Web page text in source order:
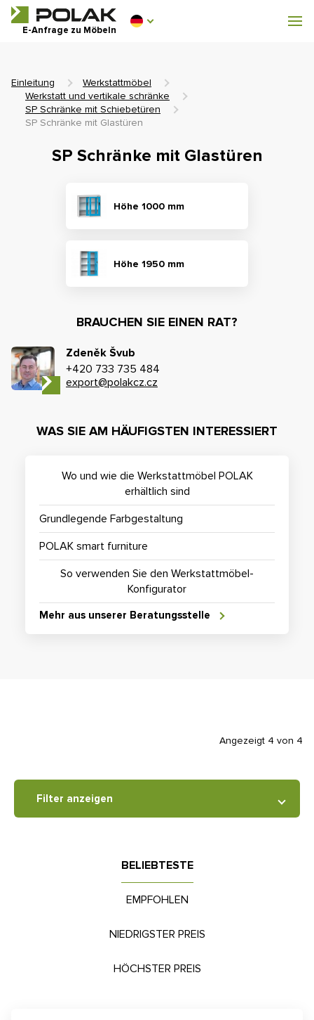
E-Anfrage zu Möbeln
Werkstattmöbel
einschl. MwSt.
0
Einleitung
Werkstattmöbel
Werkstatt und vertikale schränke
SP Schränke mit Schiebetüren
SP Schränke mit Glastüren
SP Schränke mit Glastüren
Höhe 1000 mm
Höhe 1950 mm
BRAUCHEN SIE EINEN RAT?
Zdeněk Švub
+420 733 735 484
export@polakcz.cz
WAS SIE AM HÄUFIGSTEN INTERESSIERT
Wo und wie die Werkstattmöbel POLAK
erhältlich sind
Grundlegende Farbgestaltung
POLAK smart furniture
So verwenden Sie den Werkstattmöbel-
Konfigurator
Mehr aus unserer Beratungsstelle
BELIEBTESTE
EMPFOHLEN
NIEDRIGSTER PREIS
HÖCHSTER PREIS
Angezeigt 4 von 4
Filter anzeigen